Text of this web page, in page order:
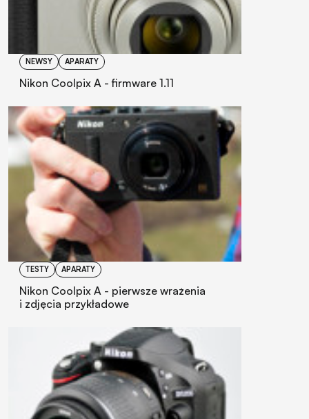
NEWSY APARATY
Nikon Coolpix A - firmware 1.11
TESTY APARATY
Nikon Coolpix A - pierwsze wrażenia
i zdjęcia przykładowe